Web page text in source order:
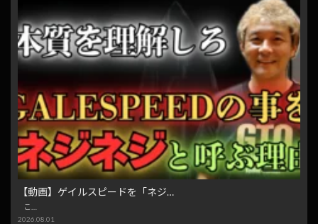
【動画】ゲイルスピードを「ネジ…
こ…
2026.08.01